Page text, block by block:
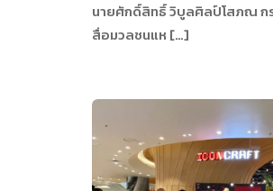
นายศักดิ์สิทธิ์ วิบูลศิลป์โสภณ ก
สื่อมวลชนแห […]